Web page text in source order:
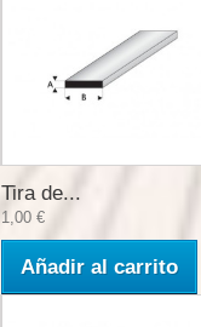
Tira de...
1,00 €
Añadir al carrito